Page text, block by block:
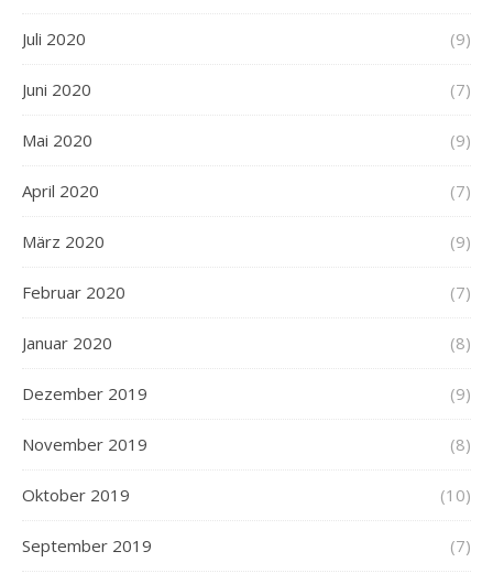
Juli 2020 (9)
Juni 2020 (7)
Mai 2020 (9)
April 2020 (7)
März 2020 (9)
Februar 2020 (7)
Januar 2020 (8)
Dezember 2019 (9)
November 2019 (8)
Oktober 2019 (10)
September 2019 (7)